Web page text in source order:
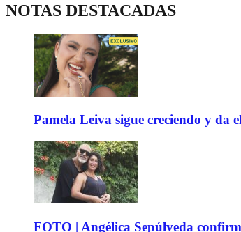
NOTAS DESTACADAS
Pamela Leiva sigue creciendo y da
FOTO | Angélica Sepúlveda